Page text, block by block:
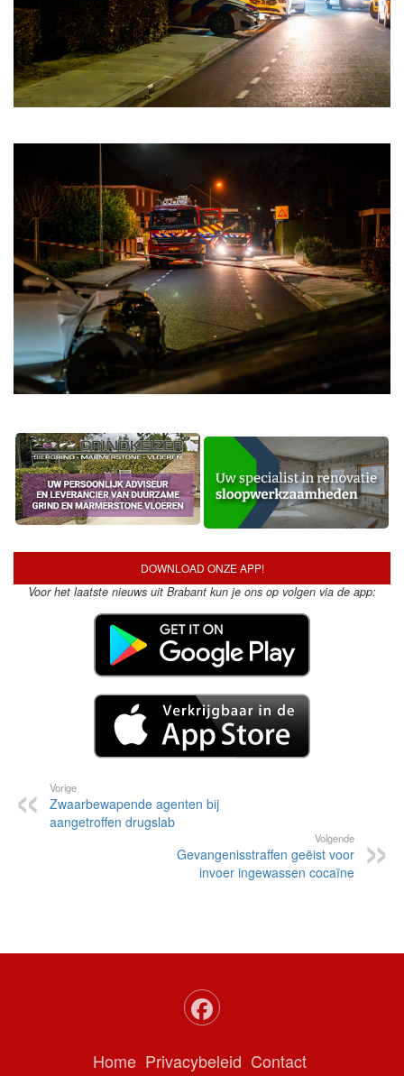
DOWNLOAD ONZE APP!
Voor het laatste nieuws uit Brabant kun je ons op volgen via de app:
Vorige
Zwaarbewapende agenten bij
aangetroffen drugslab
Volgende
Gevangenisstraffen geëist voor
invoer ingewassen cocaïne
Home Privacybeleid Contact